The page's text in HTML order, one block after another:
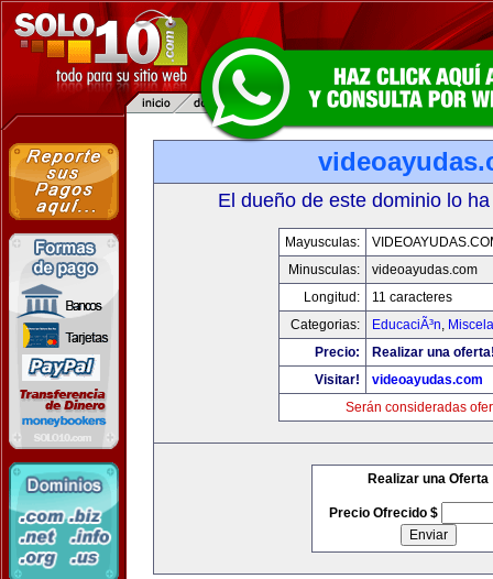
El dueño de este dominio lo
Mayusculas:
Minusculas:
videoayudas.com
Longitud:
11 caracteres
Categorias:
EducaciÃ³n,
Precio:
Realizar una
Visitar!
videoayudas.com
Serán consideradas
Realizar una Oferta
Precio Ofrecido $